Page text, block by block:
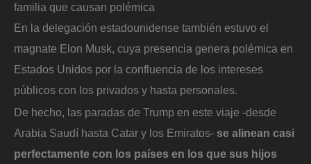
familia que causan polémica
En la delegación estadounidense también estuvo el
magnate Elon Musk, cuya presencia genera polémica en
Estados Unidos por la confluencia de los intereses
públicos con los privados y hasta personales.
De hecho, las paradas de Trump en este viaje -desde
Arabia Saudí hasta Catar y los Emiratos- se alinean casi
perfectamente con los países en los que sus hijos